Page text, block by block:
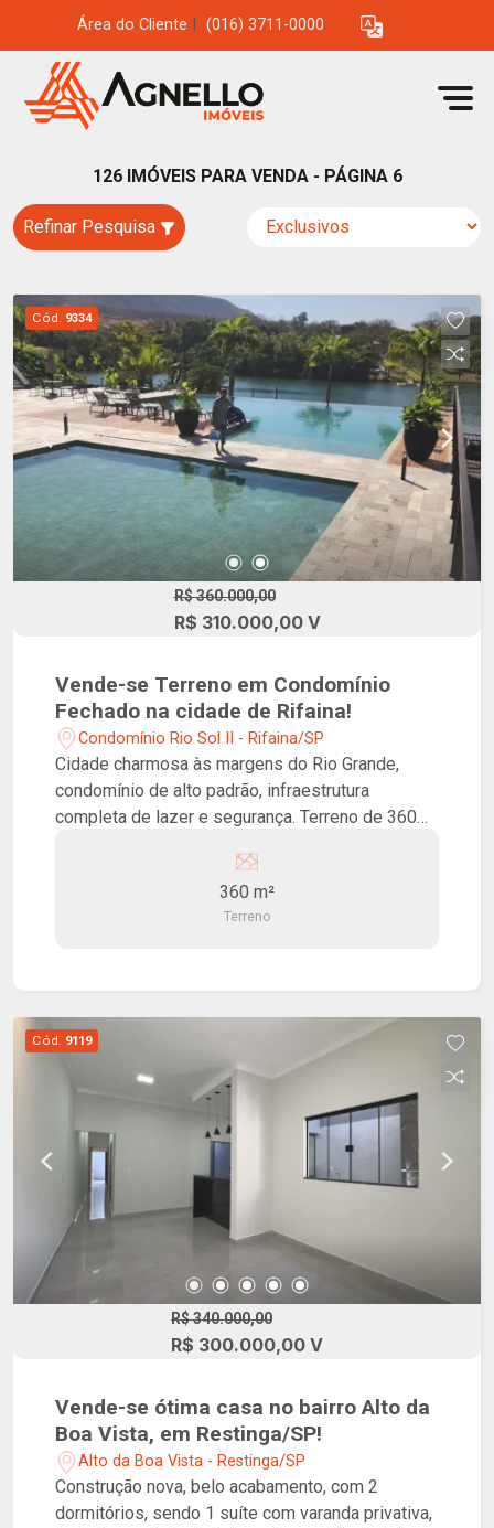
Área do Cliente (016) 3711-0000
126 IMÓVEIS PARA VENDA - PÁGINA 6
Refinar Pesquisa
Cód. 9334
R$ 360.000,00
R$ 310.000,00 V
Vende-se Terreno em Condomínio
Fechado na cidade de Rifaina!
Condomínio Rio Sol II - Rifaina/SP
Cidade charmosa às margens do Rio Grande,
condomínio de alto padrão, infraestrutura
completa de lazer e segurança. Terreno de 360
24hrs. Lazer completo para toda a família. O
condomínio oferece restaurante, piscinas, salão
360 m²
Terreno
Cód. 9119
R$ 340.000,00
R$ 300.000,00 V
Vende-se ótima casa no bairro Alto da
Boa Vista, em Restinga/SP!
Alto da Boa Vista - Restinga/SP
Construção nova, belo acabamento, com 2
dormitórios, sendo 1 suíte com varanda privativa,